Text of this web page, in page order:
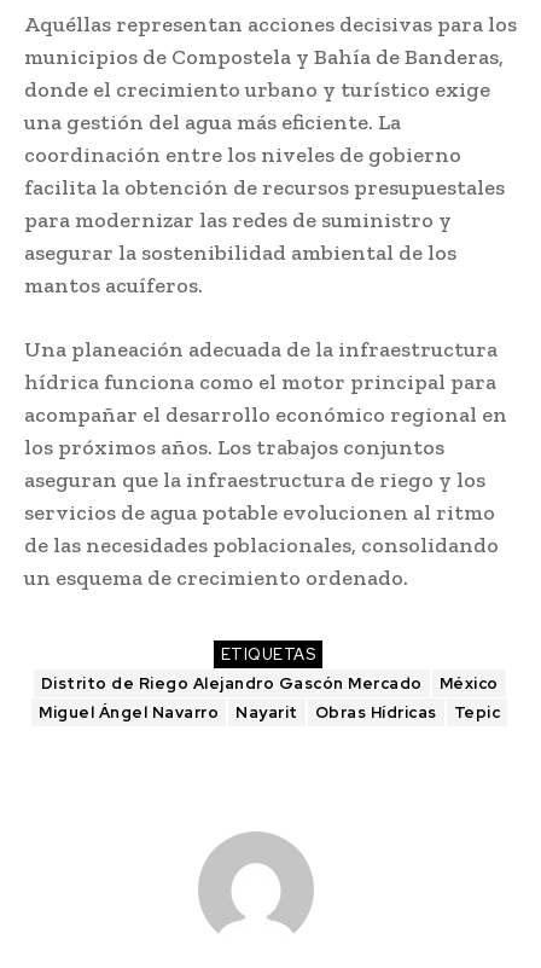
Aquéllas representan acciones decisivas para los
municipios de Compostela y Bahía de Banderas,
donde el crecimiento urbano y turístico exige
una gestión del agua más eficiente. La
coordinación entre los niveles de gobierno
facilita la obtención de recursos presupuestales
para modernizar las redes de suministro y
asegurar la sostenibilidad ambiental de los
mantos acuíferos.
Una planeación adecuada de la infraestructura
hídrica funciona como el motor principal para
acompañar el desarrollo económico regional en
los próximos años. Los trabajos conjuntos
aseguran que la infraestructura de riego y los
servicios de agua potable evolucionen al ritmo
de las necesidades poblacionales, consolidando
un esquema de crecimiento ordenado.
ETIQUETAS
Distrito de Riego Alejandro Gascón Mercado
México
Miguel Ángel Navarro
Nayarit Obras Hídricas Tepic